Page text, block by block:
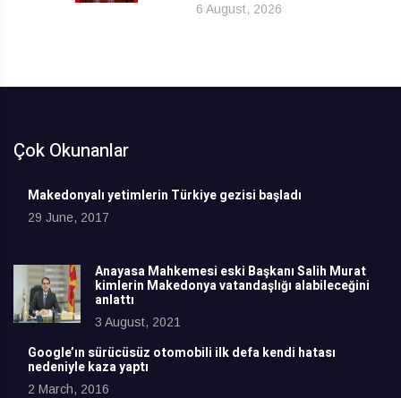
6 August, 2026
Çok Okunanlar
Makedonyalı yetimlerin Türkiye gezisi başladı
29 June, 2017
Anayasa Mahkemesi eski Başkanı Salih Murat
kimlerin Makedonya vatandaşlığı alabileceğini
anlattı
3 August, 2021
Google’ın sürücüsüz otomobili ilk defa kendi hatası
nedeniyle kaza yaptı
2 March, 2016